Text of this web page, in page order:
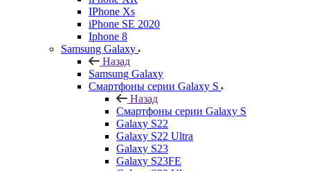
IPhone Xs
iPhone SE 2020
Iphone 8
Samsung Galaxy
Назад
Samsung Galaxy
Смартфоны серии Galaxy S
Назад
Смартфоны серии Galaxy S
Galaxy S22
Galaxy S22 Ultra
Galaxy S23
Galaxy S23FE